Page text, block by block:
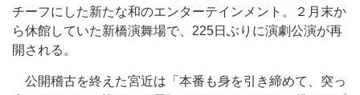
チーフにした新たな和のエンターテインメント。２月末か
ら休館していた新橋演舞場で、225日ぶりに演劇公演が再
開される。
公開稽古を終えた宮近は「本番も身を引き締めて、突っ